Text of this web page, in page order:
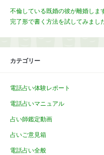
不倫している既婚の彼が離婚しま
完了形で書く方法を試してみまし
カテゴリー
電話占い体験レポート
電話占いマニュアル
占い師鑑定動画
占いご意見箱
電話占い全般